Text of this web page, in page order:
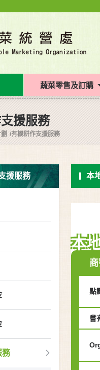
蔬菜零售及訂購
援服務
有機耕作支援服務
援服務
務
本
本
點
嘗